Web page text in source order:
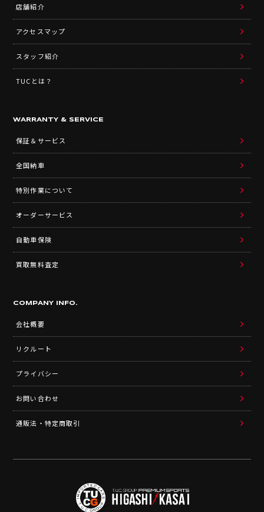
店舗紹介
アクセスマップ
スタッフ紹介
TUCとは？
WARRANTY & SERVICE
保証＆サービス
全国納車
特別作業について
オーダーサービス
自動車保険
買取無料査定
COMPANY INFO.
会社概要
リクルート
プライバシー
お問い合わせ
通販法・特定商取引